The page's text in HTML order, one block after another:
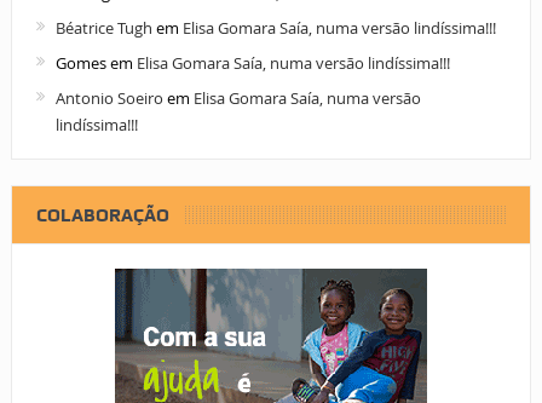
Béatrice Tugh em Elisa Gomara Saía, numa versão lindíssima!!!
Gomesem Elisa Gomara Saía, numa versão lindíssima!!!
Antonio Soeiro em Elisa Gomara Saía, numa versão
lindíssima!!!
COLABORAÇÃO